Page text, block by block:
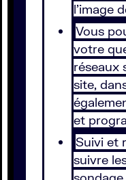
l’image
Vous
votre
réseaux
site,
et
Suivi et
suivre